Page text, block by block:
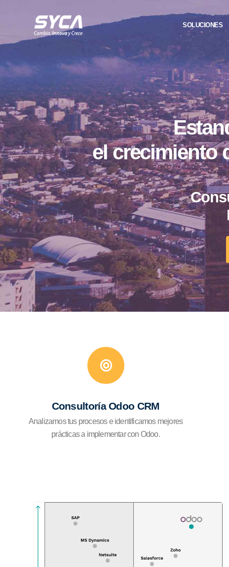
SOLUCIONES
el crecimiento
Consultoría Odoo CRM
Analizamos tus procesos e identificamos mejores
prácticas a implementar con Odoo.